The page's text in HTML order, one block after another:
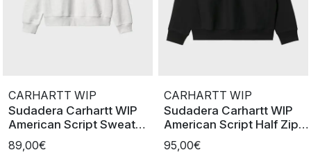
CARHARTT WIP
Sudadera Carhartt WIP
American Script Sweat
Ash
89,00€
CARHARTT WIP
Sudadera Carhartt WIP
American Script Half Zip
Blk
95,00€